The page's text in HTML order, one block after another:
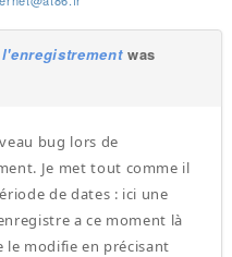
was
bug lors de
Je met tout comme il
de dates : ici une
a ce moment là
le modifie en précisant